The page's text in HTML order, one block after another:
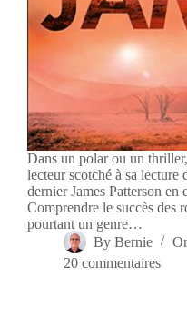
Dans un polar ou un
lecteur scotché à sa
dernier James Patterson
Comprendre le succès des
pourtant un genre…
By Bernie
20 commentaires